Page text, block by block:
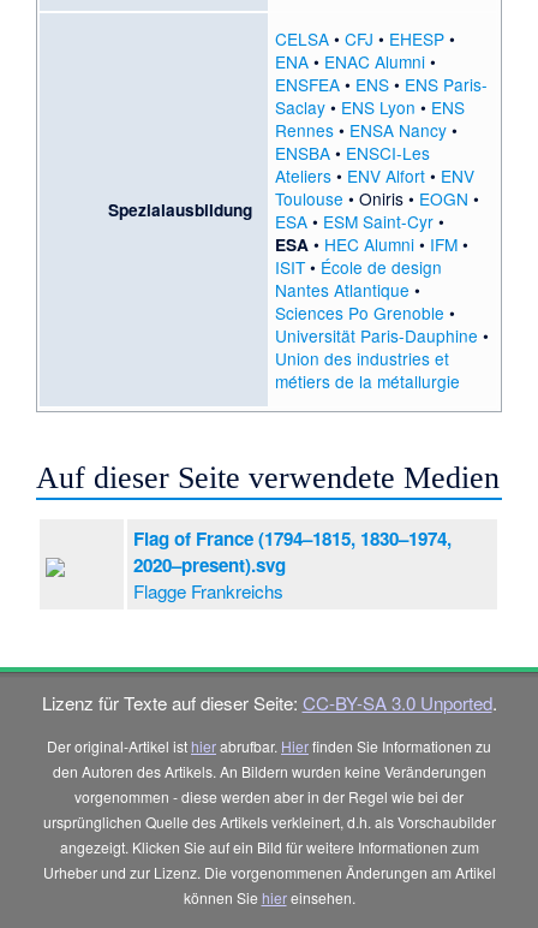
Spezialausbildung
CELSA• CFJ • EHESP•
ENA• ENAC Alumni•
ENSFEA• ENS• ENS Paris-
Saclay• ENS Lyon • ENS
Rennes• ENSA Nancy•
ENSBA• ENSCI-Les
Ateliers• ENV Alfort• ENV
Toulouse • Oniris• EOGN •
ESA• ESM Saint-Cyr•
ESA• HEC Alumni• IFM•
ISIT• École de design
Nantes Atlantique •
Sciences Po Grenoble •
Universität Paris-Dauphine •
Union des industries et
métiers de la métallurgie
Auf dieser Seite verwendete Medien
Flag of France (1794–1815, 1830–1974,
2020–present).svg
Flagge Frankreichs
Lizenz für Texte auf dieser Seite: CC-BY-SA 3.0 Unported.
Der original-Artikel ist hierabrufbar. Hierfinden Sie Informationen zu
den Autoren des Artikels. An Bildern wurden keine Veränderungen
vorgenommen - diese werden aber in der Regel wie bei der
ursprünglichen Quelle des Artikels verkleinert, d.h. als Vorschaubilder
angezeigt. Klicken Sie auf ein Bild für weitere Informationen zum
Urheber und zur Lizenz. Die vorgenommenen Änderungen am Artikel
können Sie hiereinsehen.